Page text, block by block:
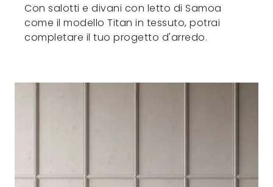
Con salotti e divani con letto di Samoa
come il modello Titan in tessuto, potrai
completare il tuo progetto d'arredo.